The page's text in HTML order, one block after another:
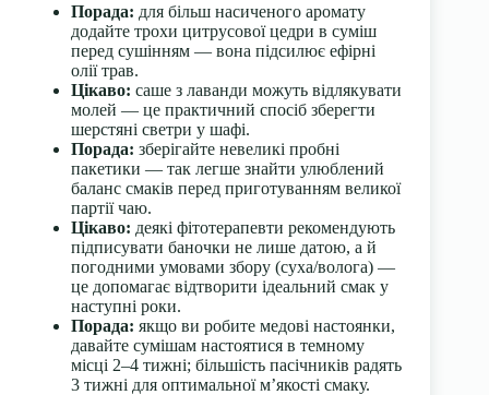
Порада: для більш насиченого аромату
додайте трохи цитрусової цедри в суміш
перед сушінням — вона підсилює ефірні
олії трав.
Цікаво: саше з лаванди можуть відлякувати
молей — це практичний спосіб зберегти
шерстяні светри у шафі.
Порада: зберігайте невеликі пробні
пакетики — так легше знайти улюблений
баланс смаків перед приготуванням великої
партії чаю.
Цікаво: деякі фітотерапевти рекомендують
підписувати баночки не лише датою, а й
погодними умовами збору (суха/волога) —
це допомагає відтворити ідеальний смак у
наступні роки.
Порада: якщо ви робите медові настоянки,
давайте сумішам настоятися в темному
місці 2–4 тижні; більшість пасічників радять
3 тижні для оптимальної м’якості смаку.